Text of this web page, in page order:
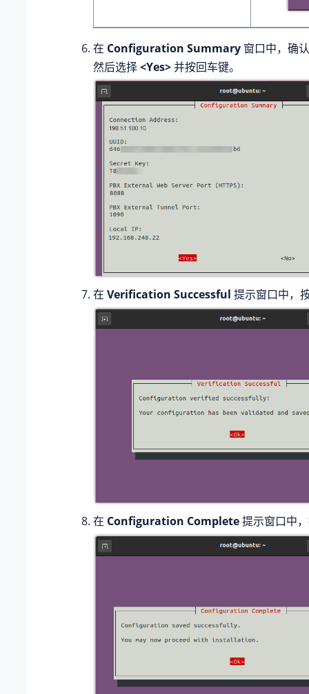
在 Configuration Summary 窗口中，确
然后选择<Yes>并按回车键。
在 Verification Successful 提示窗口中，
在 Configuration Complete提示窗口中